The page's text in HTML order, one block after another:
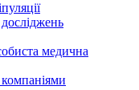
медична